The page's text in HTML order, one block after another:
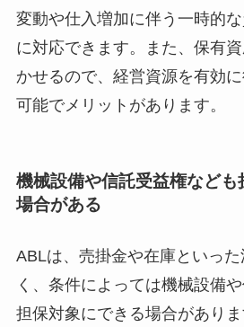
変動や仕入増加に伴う一時的
に対応できます。また、保有
かせるので、経営資源を有効
可能でメリットがあります。
機械設備や信託受益権なども
場合がある
ABLは、売掛金や在庫といっ
く、条件によっては機械設備
担保対象にできる場合がありま